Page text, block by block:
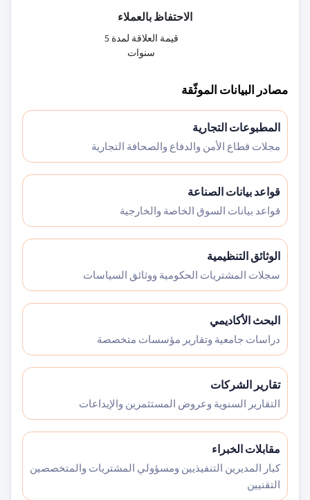
الاحتفاظ بالعملاء
قيمة العلاقة لمدة 5
سنوات
مصادر البيانات الموثّقة
المطبوعات التجارية
مجلات قطاع الأمن والدفاع والصحافة التجارية
قواعد بيانات الصناعة
قواعد بيانات السوق الخاصة والخارجية
الوثائق التنظيمية
سجلات المشتريات الحكومية ووثائق السياسات
البحث الأكاديمي
دراسات جامعية وتقارير مؤسسات متخصصة
تقارير الشركات
التقارير السنوية وعروض المستثمرين والإيداعات
مقابلات الخبراء
كبار المديرين التنفيذيين ومسؤولي المشتريات والمتخصصين
التقنيين